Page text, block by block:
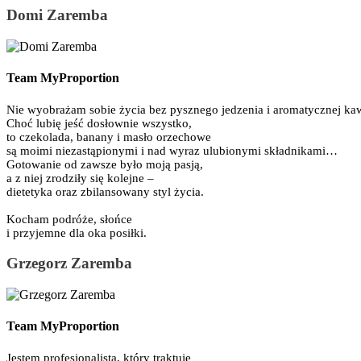
Domi Zaremba
Team MyProportion
Nie wyobrażam sobie życia bez pysznego jedzenia i aromatycznej
Choć lubię jeść dosłownie wszystko,
to czekolada, banany i masło orzechowe
są moimi niezastąpionymi i nad wyraz ulubionymi składnikami…
Gotowanie od zawsze było moją pasją,
a z niej zrodziły się kolejne –
dietetyka oraz zbilansowany styl życia.
Kocham podróże, słońce
i przyjemne dla oka posiłki.
Grzegorz Zaremba
Team MyProportion
Jestem profesjonalistą, który traktuje